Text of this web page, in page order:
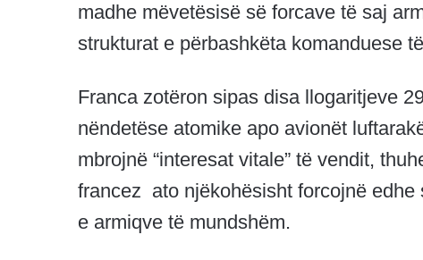
madhe mëvetësisë së forcave të saj
strukturat e përbashkëta komanduese
Franca zotëron sipas disa llogaritjeve
nëndetëse atomike apo avionët
mbrojnë “interesat vitale” të vendit,
francez ato njëkohësisht forcojnë
e armiqve të mundshëm.